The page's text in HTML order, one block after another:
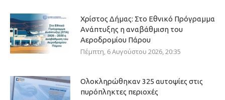
Χρίστος Δήμας: Στο Εθνικό Πρόγραμμα
Ανάπτυξης η αναβάθμιση του
Αεροδρομίου Πάρου
Πέμπτη, 6 Αυγούστου 2026, 20:35
Ολοκληρώθηκαν 325 αυτοψίες στις
πυρόπληκτες περιοχές